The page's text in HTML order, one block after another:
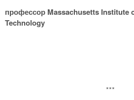
профессор Massachusetts Institute
Technology Сергей
***